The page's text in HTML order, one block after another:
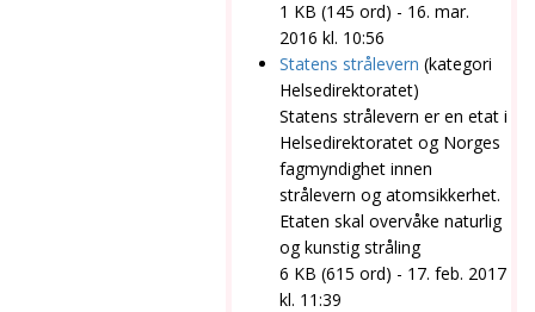
1 KB (145 ord) - 16. mar.
2016 kl. 10:56
Statens strålevern (kategori
Helsedirektoratet)
Statens strålevern er en etat i
Helsedirektoratet og Norges
fagmyndighet innen
strålevern og atomsikkerhet.
Etaten skal overvåke naturlig
og kunstig stråling
6 KB (615 ord) - 17. feb. 2017
kl. 11:39